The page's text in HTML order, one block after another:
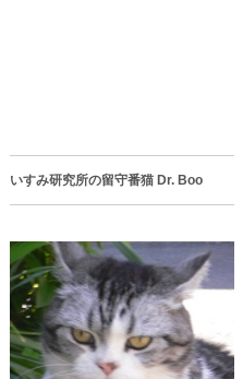
いすみ研究所の留守番猫 Dr. Boo